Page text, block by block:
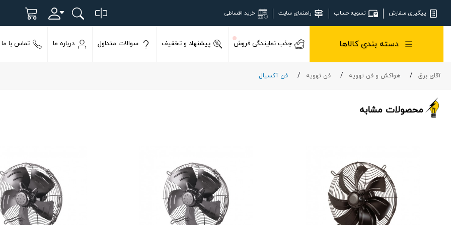
پیگیری سفارش تسویه حساب راهنمای سایت خرید اقساطی
دسته بندی کالاها جذب نمایندگی فروش پیشنهاد و تخفیف سوالات متداول درباره ما تماس با ما
آقای برق هواکش و فن تهویه فن تهویه فن آکسیال
محصولات مشابه